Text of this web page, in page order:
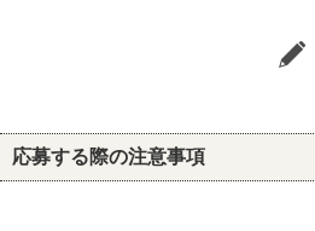
応募する際の注意事項